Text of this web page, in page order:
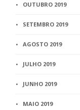
OUTUBRO 2019
SETEMBRO 2019
AGOSTO 2019
JULHO 2019
JUNHO 2019
MAIO 2019